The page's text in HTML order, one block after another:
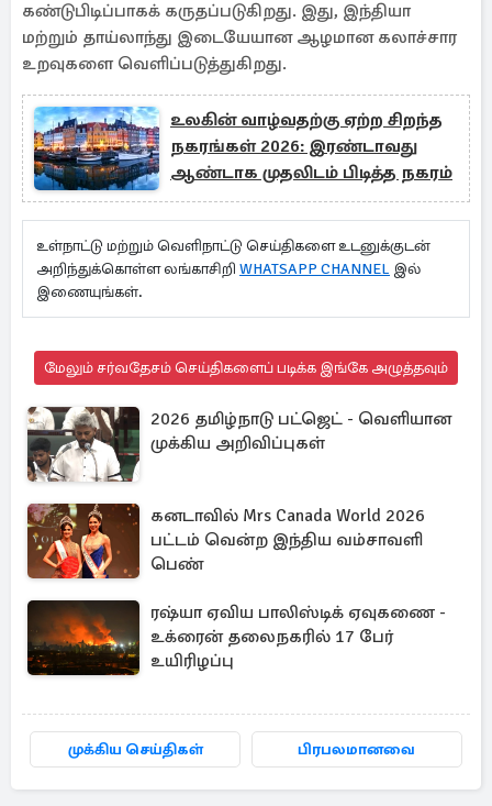
கண்டுபிடிப்பாகக் கருதப்படுகிறது. இது, இந்தியா
மற்றும் தாய்லாந்து இடையேயான ஆழமான கலாச்சார
உறவுகளை வெளிப்படுத்துகிறது.
உலகின் வாழ்வதற்கு ஏற்ற சிறந்த
நகரங்கள் 2026: இரண்டாவது
ஆண்டாக முதலிடம் பிடித்த நகரம்
உள்நாட்டு மற்றும் வெளிநாட்டு செய்திகளை உடனுக்குடன்
அறிந்துக்கொள்ள லங்காசிறி WHATSAPP CHANNEL இல்
இணையுங்கள்.
மேலும் சர்வதேசம் செய்திகளைப் படிக்க இங்கே அழுத்தவும்
2026 தமிழ்நாடு பட்ஜெட் - வெளியான
முக்கிய அறிவிப்புகள்
கனடாவில் Mrs Canada World 2026
பட்டம் வென்ற இந்திய வம்சாவளி
பெண்
ரஷ்யா ஏவிய பாலிஸ்டிக் ஏவுகணை -
உக்ரைன் தலைநகரில் 17 பேர்
உயிரிழப்பு
முக்கிய செய்திகள் பிரபலமானவை